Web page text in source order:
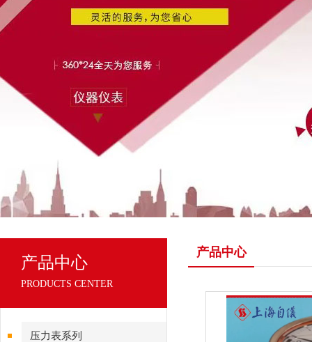
产品中心
PRODUCTS CENTER
压力表系列
产品中心